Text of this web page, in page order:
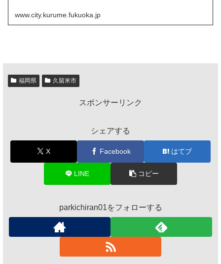
www.city.kurume.fukuoka.jp
福岡県 久留米市
スポンサーリンク
シェアする
X Facebook はてブ
LINE コピー
parkichiran01をフォローする